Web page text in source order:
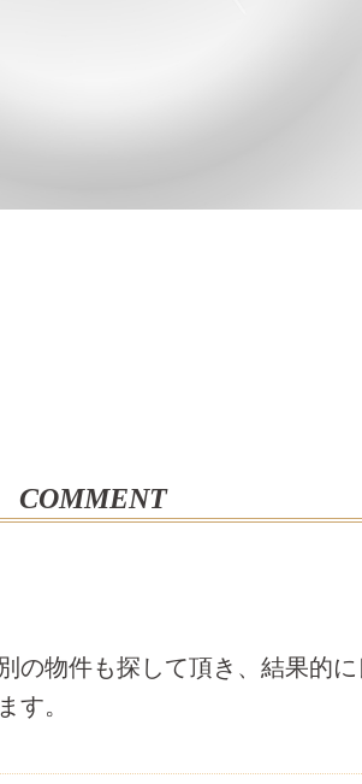
COMMENT
の物件も探して頂き、結果的
す。